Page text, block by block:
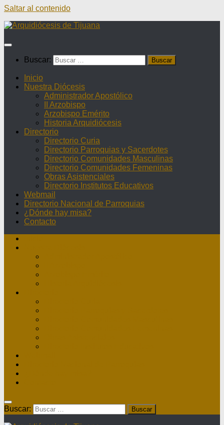
Saltar al contenido
Buscar:
Inicio
Nuestra Diócesis
Administrador Apostólico
II Arzobispo
Arzobispo Emérito
Historia Arquidiócesis
Directorio
Directorio Curia
Directorio Parroquias y Sacerdotes
Directorio Comunidades Masculinas
Directorio Comunidades Femeninas
Obras Asistenciales
Directorio Institutos Educativos
Webmail
Directorio Nacional de Parroquias
¿Dónde hay misa?
Contacto
Buscar: